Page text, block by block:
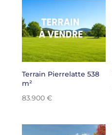
Terrain Pierrelatte 538
m²
83.900 €